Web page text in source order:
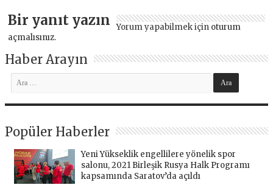
Bir yanıt yazın Yorum yapabilmek için oturum
açmalısınız.
Haber Arayın
Popüler Haberler
Yeni Yükseklik engellilere yönelik spor
salonu, 2021 Birleşik Rusya Halk Programı
kapsamında Saratov’da açıldı